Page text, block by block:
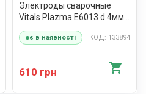
Электроды сварочные
Vitals Plazma E6013 d 4мм,
X 5кг
є в наявності КОД: 133894
610 грн